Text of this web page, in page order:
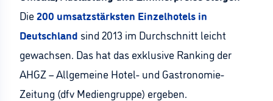
Die 200 umsatzstärksten Einzelhotels in
Deutschland sind 2013 im Durchschnitt leicht
gewachsen. Das hat das exklusive Ranking der
AHGZ – Allgemeine Hotel- und Gastronomie-
Zeitung (dfv Mediengruppe) ergeben.